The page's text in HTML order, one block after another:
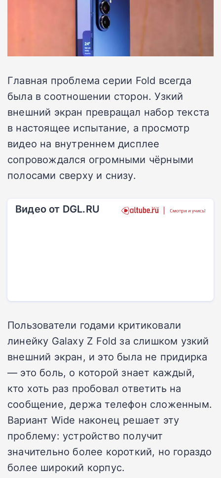
Главная проблема серии Fold всегда
была в соотношении сторон. Узкий
внешний экран превращал набор текста
в настоящее испытание, а просмотр
видео на внутреннем дисплее
сопровождался огромными чёрными
полосами сверху и снизу.
Видео от DGL.RU
Пользователи годами критиковали
линейку Galaxy Z Fold за слишком узкий
внешний экран, и это была не придирка
— это боль, о которой знает каждый,
кто хоть раз пробовал ответить на
сообщение, держа телефон сложенным.
Вариант Wide наконец решает эту
проблему: устройство получит
значительно более короткий, но гораздо
более широкий корпус.